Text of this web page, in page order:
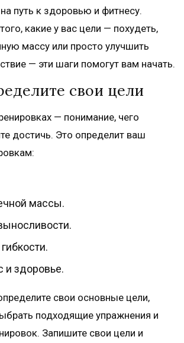
путь к здоровью и фитнесу.
какие у вас цели — похудеть,
массу или просто улучшить
— эти шаги помогут вам начать.
свои цели
— понимание, чего
достичь. Это определит ваш
массы.
и здоровье.
свои основные цели,
подходящие упражнения и
Запишите свои цели и